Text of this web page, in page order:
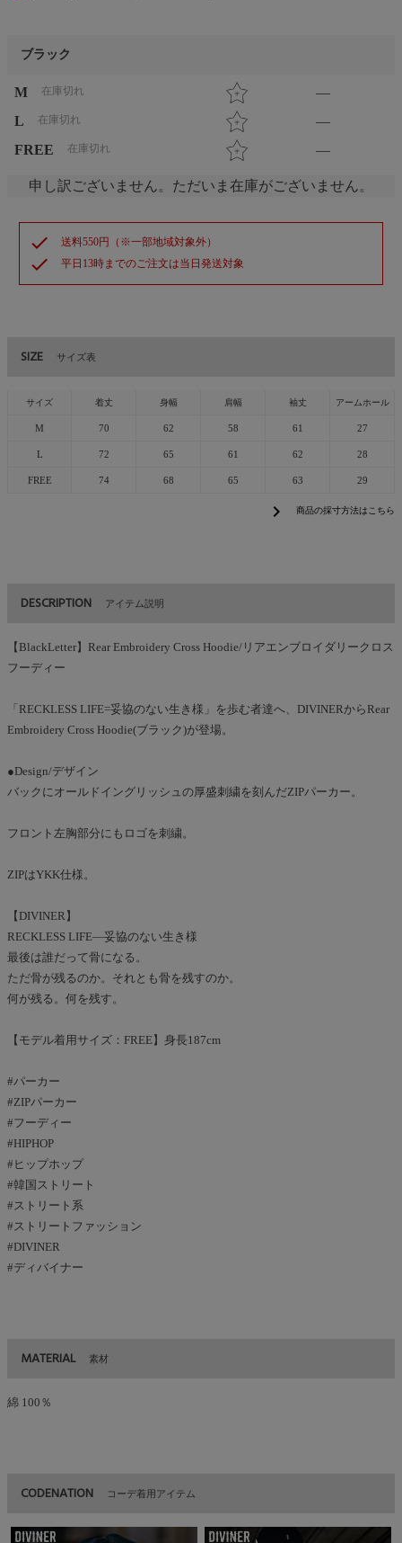
ブラック
M 在庫切れ
—
L
在庫切れ
—
FREE
在庫切れ —
申し訳ございません。ただいま在庫がございません。
check 送料550円（※一部地域対象外）
check 平日13時までのご注文は当日発送対象
SIZE サイズ表
サイズ 着丈 身幅 肩幅 袖丈 アームホール
M 70 62 58 61 27
L 72 65 61 62 28
FREE 74 68 65 63 29
chevron_right 商品の採寸方法はこちら
DESCRIPTION アイテム説明
【BlackLetter】Rear Embroidery Cross Hoodie/リアエンブロイダリークロス
フーディー
「RECKLESS LIFE=妥協のない生き様」を歩む者達へ、DIVINERからRear
Embroidery Cross Hoodie(ブラック)が登場。
●Design/デザイン
バックにオールドイングリッシュの厚盛刺繍を刻んだZIPパーカー。
フロント左胸部分にもロゴを刺繍。
ZIPはYKK仕様。
【DIVINER】
RECKLESS LIFE―妥協のない生き様
最後は誰だって骨になる。
ただ骨が残るのか。それとも骨を残すのか。
何が残る。何を残す。
【モデル着用サイズ：FREE】身長187cm
#パーカー
#ZIPパーカー
#フーディー
#HIPHOP
#ヒップホップ
#韓国ストリート
#ストリート系
#ストリートファッション
#DIVINER
#ディバイナー
MATERIAL 素材
綿 100％
CODENATION コーデ着用アイテム